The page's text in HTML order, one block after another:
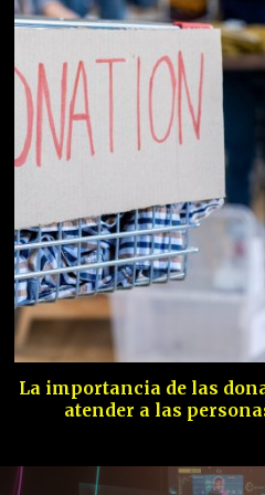
La importancia de las
atender a las